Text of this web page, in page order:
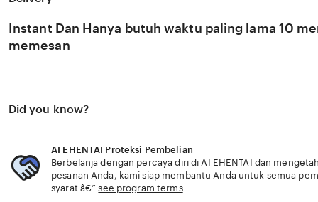
di pasar global. Dengan dukungan extrabig yang selalu
Anda secara eksklusif.
Instant Dan Hanya butuh waktu paling lama 10
memesan
Did you know?
AI EHENTAI Proteksi Pembelian
Berbelanja dengan percaya diri di AI EHENTAI dan
pesanan Anda, kami siap membantu Anda untuk semua
syarat â€”see program terms